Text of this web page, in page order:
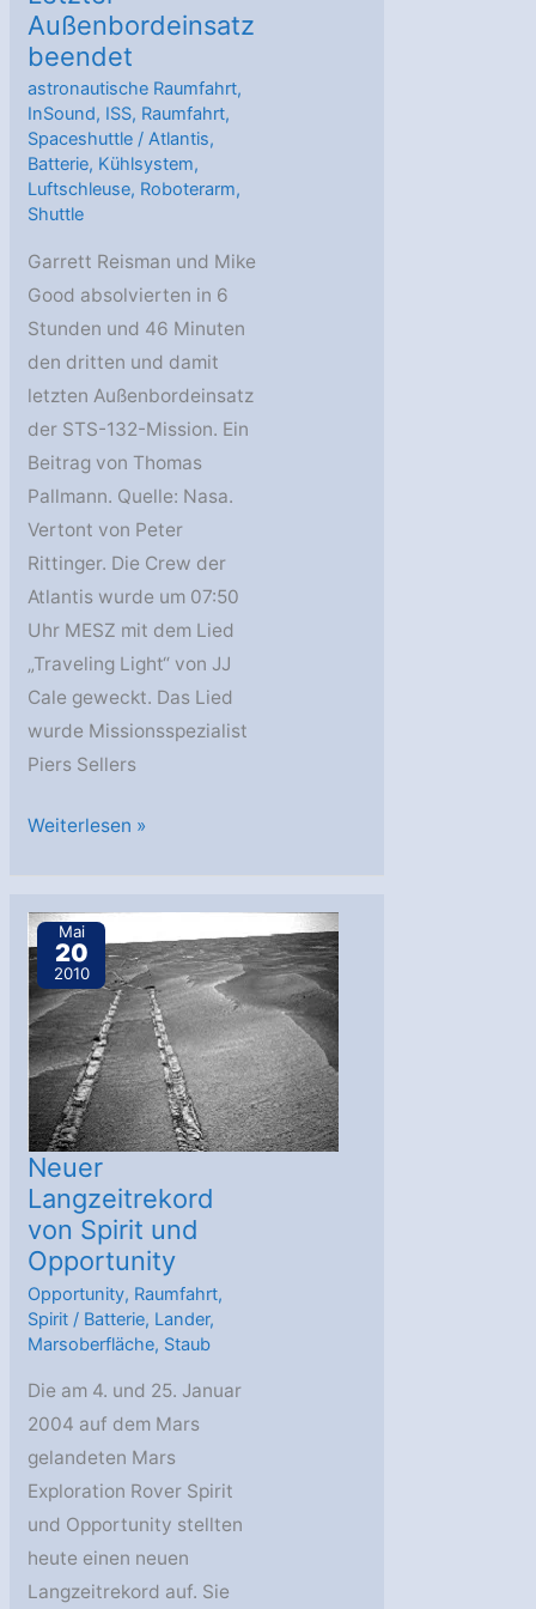
Außenbordeinsatz
beendet
astronautische Raumfahrt,
InSound, ISS, Raumfahrt,
Spaceshuttle /Atlantis,
Batterie, Kühlsystem,
Luftschleuse, Roboterarm,
Shuttle
Garrett Reisman und Mike
Good absolvierten in 6
Stunden und 46 Minuten
den dritten und damit
letzten Außenbordeinsatz
der STS-132-Mission. Ein
Beitrag von Thomas
Pallmann. Quelle: Nasa.
Vertont von Peter
Rittinger. Die Crew der
Atlantis wurde um 07:50
Uhr MESZ mit dem Lied
„Traveling Light“ von JJ
Cale geweckt. Das Lied
wurde Missionsspezialist
Piers Sellers
Letzter
Weiterlesen »
Mai
20
2010
Neuer
Langzeitrekord
von Spirit und
Opportunity
Opportunity, Raumfahrt,
Spirit / Batterie, Lander,
Marsoberfläche, Staub
Die am 4. und 25. Januar
2004 auf dem Mars
gelandeten Mars
Exploration Rover Spirit
und Opportunity stellten
heute einen neuen
Langzeitrekord auf. Sie